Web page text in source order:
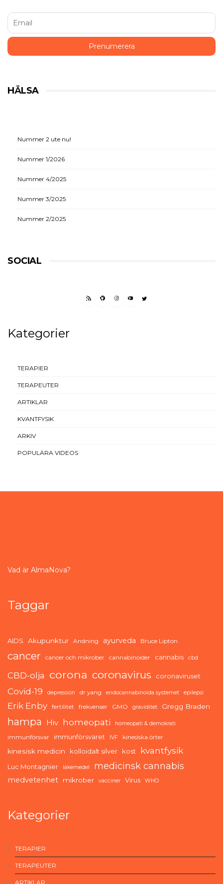
HÄLSA
Nummer 2 ute nu!
Nummer 1/2026
Nummer 4/2025
Nummer 3/2025
Nummer 2/2025
SOCIAL
RSS FEEDFACEBOOK
INSTAGRAM
YOUTUBETWITTER
Kategorier
TERAPIER
TERAPEUTER
ARTIKLAR
KVANTFYSIK
ARKIV
POPULÄRA VIDEOS
Vad är AlmaNova?
Taggar
AIDS Akupunktur Andning ayurveda Bruce Lipton
cancer cancer och mikrober cannabinoider cannabis cbd
CBD-olja corona coronavirus coronaviruset
Covid-19 depression dr yang endocannabinoida systemet epilepsi
Erik Enby fertilitet frekvenser GMO graviditet Gregg Braden
hampa Hiv homeopati homeopati & demokrati
immunförsvar immunförsvaret IVF kinesiska örter
kinesisk medicin kolloidalt silver kost kvantfysik
Luc Montagnier läkemedel medicinsk cannabis
medvetenhet mikrober vacciner Virus WHO
Kategorier
TERAPIER
TERAPEUTER
ARTIKLAR